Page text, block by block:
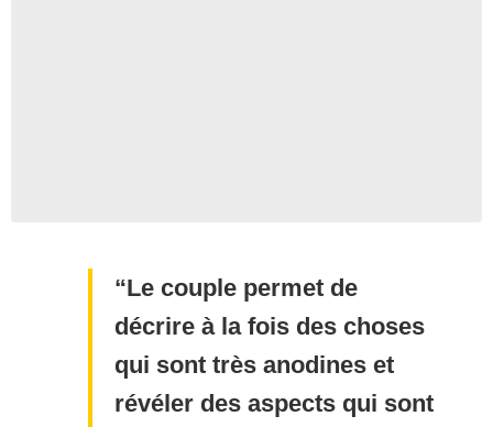
Le couple permet de
décrire à la fois des choses
qui sont très anodines et
révéler des aspects qui sont